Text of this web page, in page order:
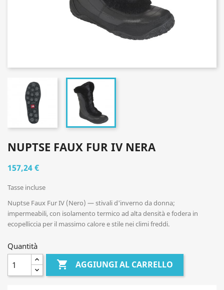
NUPTSE FAUX FUR IV NERA
157,24 €
Tasse incluse
Nuptse Faux Fur IV (Nero) — stivali d'inverno da donna;
impermeabili, con isolamento termico ad alta densità e fodera in
ecopelliccia per il massimo calore e stile nei climi freddi.
Quantità
 AGGIUNGI AL CARRELLO